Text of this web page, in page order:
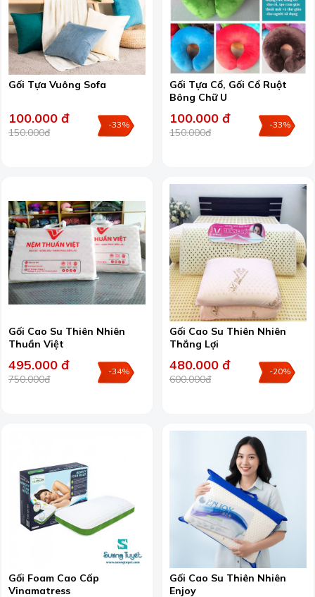
Gối Tựa Vuông Sofa
100.000 đ
150.000đ
-33%
Gối Tựa Cổ, Gối Cổ Ruột
Bông Chữ U
100.000 đ
150.000đ
-33%
Gối Cao Su Thiên Nhiên
Thuần Việt
495.000 đ
750.000đ
-34%
Gối Cao Su Thiên Nhiên
Thắng Lợi
480.000 đ
600.000đ
-20%
Gối Foam Cao Cấp
Vinamatress
Gối Cao Su Thiên Nhiên
Enjoy